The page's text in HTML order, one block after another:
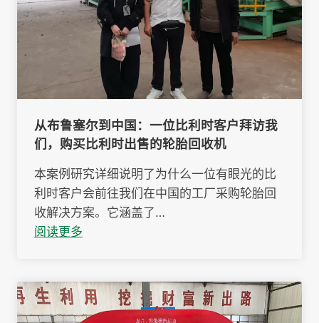
从布鲁塞尔到中国：一位比利时客户拜访我
们，购买比利时出售的轮胎回收机
本案例研究详细说明了为什么一位有眼光的比
利时客户会前往我们在中国的工厂采购轮胎回
收解决方案。它涵盖了…
阅读更多